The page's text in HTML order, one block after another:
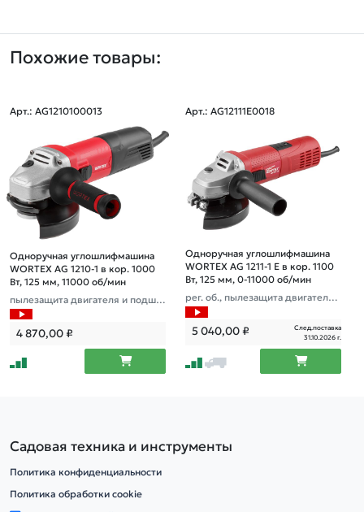
Похожие товары:
Арт.: AG1210100013
Одноручная углошлифмашина
WORTEX AG 1210-1 в кор. 1000
Вт, 125 мм, 11000 об/мин
пылезащита двигателя и подши
пника
4 870,00₽
Арт.: AG12111E0018
Одноручная углошлифмашина
WORTEX AG 1211-1 E в кор. 1100
Вт, 125 мм, 0-11000 об/мин
рег. об., пылезащита двигателя
и подшипника
5 040,00₽
След.поставка
31.10.2026 г.
Садовая техника и инструменты
Политика конфиденциальности
Политика обработки cookie